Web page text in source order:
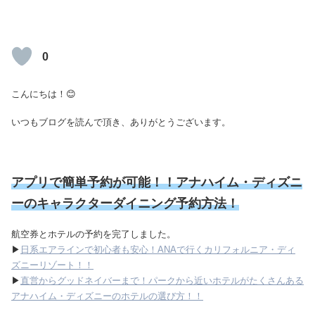
0
こんにちは！😊
いつもブログを読んで頂き、ありがとうございます。
アプリで簡単予約が可能！！アナハイム・ディズニ
ーのキャラクターダイニング予約方法！
航空券とホテルの予約を完了しました。
▶ 日系エアラインで初心者も安心！ANAで行くカリフォルニア・ディ
ズニーリゾート！！
▶ 直営からグッドネイバーまで！パークから近いホテルがたくさんある
アナハイム・ディズニーのホテルの選び方！！